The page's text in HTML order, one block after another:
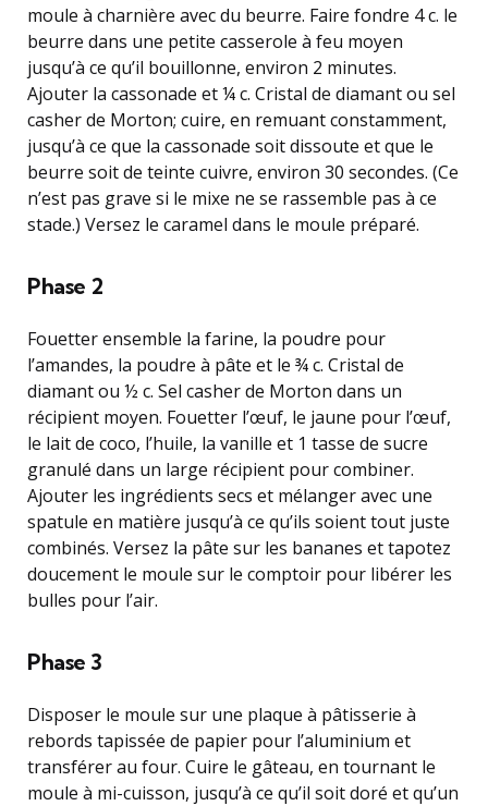
moule à charnière avec du beurre. Faire fondre 4 c. le
beurre dans une petite casserole à feu moyen
jusqu’à ce qu’il bouillonne, environ 2 minutes.
Ajouter la cassonade et ¼ c. Cristal de diamant ou sel
casher de Morton; cuire, en remuant constamment,
jusqu’à ce que la cassonade soit dissoute et que le
beurre soit de teinte cuivre, environ 30 secondes. (Ce
n’est pas grave si le mixe ne se rassemble pas à ce
stade.) Versez le caramel dans le moule préparé.
Phase 2
Fouetter ensemble la farine, la poudre pour
l’amandes, la poudre à pâte et le ¾ c. Cristal de
diamant ou ½ c. Sel casher de Morton dans un
récipient moyen. Fouetter l’œuf, le jaune pour l’œuf,
le lait de coco, l’huile, la vanille et 1 tasse de sucre
granulé dans un large récipient pour combiner.
Ajouter les ingrédients secs et mélanger avec une
spatule en matière jusqu’à ce qu’ils soient tout juste
combinés. Versez la pâte sur les bananes et tapotez
doucement le moule sur le comptoir pour libérer les
bulles pour l’air.
Phase 3
Disposer le moule sur une plaque à pâtisserie à
rebords tapissée de papier pour l’aluminium et
transférer au four. Cuire le gâteau, en tournant le
moule à mi-cuisson, jusqu’à ce qu’il soit doré et qu’un